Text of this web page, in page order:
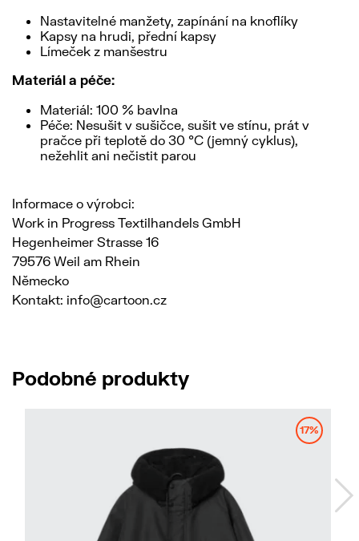
Nastavitelné manžety, zapínání na knoflíky
Kapsy na hrudi, přední kapsy
Límeček z manšestru
Materiál a péče:
Materiál: 100 % bavlna
Péče: Nesušit v sušičce, sušit ve stínu, prát v
pračce při teplotě do 30 °C (jemný cyklus),
nežehlit ani nečistit parou
Informace o výrobci:
Work in Progress Textilhandels GmbH
Hegenheimer Strasse 16
79576 Weil am Rhein
Německo
Kontakt: info@cartoon.cz
Podobné produkty
17%